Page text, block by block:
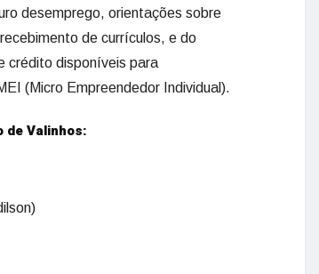
desemprego, orientações sobre
de currículos, e do
crédito disponíveis para
(Micro Empreendedor Individual).
de Valinhos: